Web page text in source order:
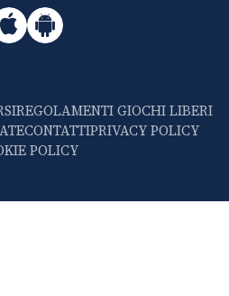
REGOLAMENTI GIOCHI LIBERI
CONTATTIPRIVACY POLICY
POLICY